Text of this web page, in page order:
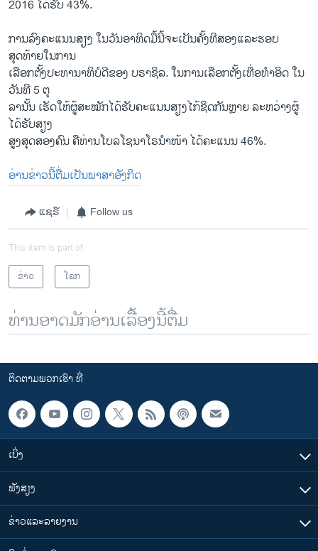
2016 ໄດ້ຮັບ 43%.
ການລົງຄະແນນສຽງ ໃນວັນອາທິດມື້ນີ້ຈະເປັນຄັ້ງທີສອງແລະຮອບ
ສຸດທ້າຍໃນການ
ເລືອກຕັ້ງປະທານາທິບໍດີຂອງ ບຣາຊິລ. ໃນການເລືອກຕັ້ງເທື່ອທຳອິດ ໃນ
ວັນທີ 5 ຕຸ
ລານັ້ນ ເຮັດໃຫ້ຜູ້ສະໝັກໄດ້ຮັບຄະແນນສຽງໄກ້ຊິດກັນຫຼາຍ ລະຫວ່າງຜູ້
ໄດ້ຮັບສຽງ
ສູງສຸດສອງຄົນ ຄືທ່ານໂບລໂຊນາໂຣນຳໜ້າ ໄດ້ຄະແນນ 46%.
ອ່ານ​ຂ່າວນີ້​ຕື່ມ​ເປັນ​ພາ​ສາ​ອັງ​ກິດ
ແຊຣ໌ Follow us
This item is part of
ຂ່າວ
ໂລກ
ທ່ານອາດມັກອ່ານເລື້ອງນີ້ຕື່ມ
ຕິດຕາມພວກເຮົາ ທີ່
ເບິ່ງ
ຟັງສຽງ
ຂ່າວແລະລາຍງານ